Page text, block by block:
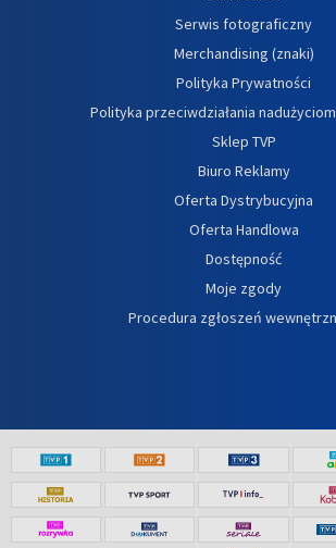
Serwis fotograficzny
Merchandising (znaki)
Polityka Prywatności
Polityka przeciwdziałania
Sklep TVP
Biuro Reklamy
Oferta Dystrybucyjna
Oferta Handlowa
Dostępność
Moje zgody
Procedura zgłoszeń